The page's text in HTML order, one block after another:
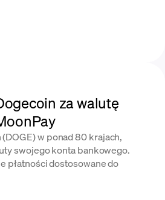
za walutę
w ponad 80 krajach,
swojego konta bankowego.
płatności dostosowane do